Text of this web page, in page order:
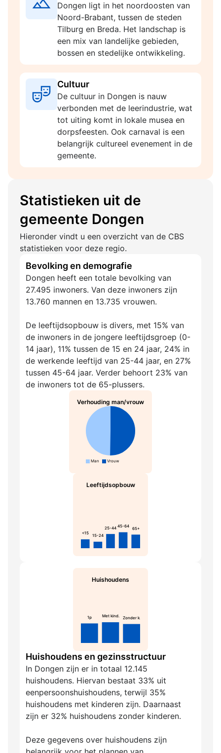
Dongen ligt in het noordoosten van
Noord-Brabant, tussen de steden
Tilburg en Breda. Het landschap is
een mix van landelijke gebieden,
bossen en stedelijke ontwikkeling.
Cultuur
De cultuur in Dongen is nauw
verbonden met de leerindustrie, wat
tot uiting komt in lokale musea en
dorpsfeesten. Ook carnaval is een
belangrijk cultureel evenement in de
gemeente.
Statistieken uit de
gemeente Dongen
Hieronder vindt u een overzicht van de CBS
statistieken voor deze regio.
Bevolking en demografie
Dongen heeft een totale bevolking van
27.495 inwoners. Van deze inwoners zijn
13.760 mannen en 13.735 vrouwen.
De leeftijdsopbouw is divers, met 15% van
de inwoners in de jongere leeftijdsgroep (0-
14 jaar), 11% tussen de 15 en 24 jaar, 24% in
de werkende leeftijd van 25-44 jaar, en 27%
tussen 45-64 jaar. Verder behoort 23% van
de inwoners tot de 65-plussers.
Verhouding man/vrouw
Man Vrouw
Leeftijdsopbouw
<15 15-24
25-44 45-64 65+
Huishoudens
1p Met kind. Zonder k.
Huishoudens en gezinsstructuur
In Dongen zijn er in totaal 12.145
huishoudens. Hiervan bestaat 33% uit
eenpersoonshuishoudens, terwijl 35%
huishoudens met kinderen zijn. Daarnaast
zijn er 32% huishoudens zonder kinderen.
Deze gegevens over huishoudens zijn